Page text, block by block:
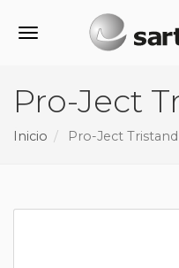
Alternar navegación
Pro-Ject
Inicio Pro-Ject Tristand